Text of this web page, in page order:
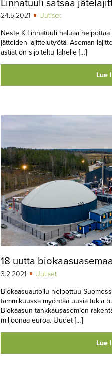
Linnatuuli satsaa
24.5.2021 Uutiset
Neste K Linnatuuli haluaa
jätteiden lajittelutyötä. Aseman
astiat on sijoiteltu lähelle […]
Lue
18 uutta
3.2.2021 Uutiset
Biokaasuautoilu helpottuu
tammikuussa myöntää uusia tukia
Biokaasun tankkausasemien
miljoonaa euroa. Uudet […]
Lue